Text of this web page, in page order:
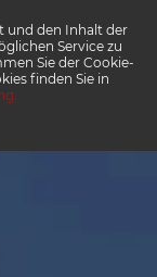
Menü
und den Inhalt der
Service zu
Sie der Cookie-
finden Sie in